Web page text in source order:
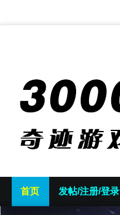
首页 发帖/注册/登录